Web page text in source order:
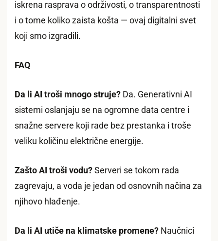
iskrena rasprava o održivosti, o transparentnosti
i o tome koliko zaista košta — ovaj digitalni svet
koji smo izgradili.
FAQ
Da li AI troši mnogo struje? Da. Generativni AI
sistemi oslanjaju se na ogromne data centre i
snažne servere koji rade bez prestanka i troše
veliku količinu električne energije.
Zašto AI troši vodu? Serveri se tokom rada
zagrevaju, a voda je jedan od osnovnih načina za
njihovo hlađenje.
Da li AI utiče na klimatske promene? Naučnici